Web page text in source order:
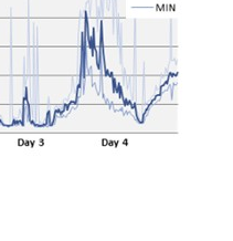
以抵抗极端风速、温度、